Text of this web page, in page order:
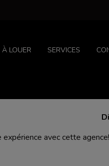
À LOUER SERVICES
expérience avec cette